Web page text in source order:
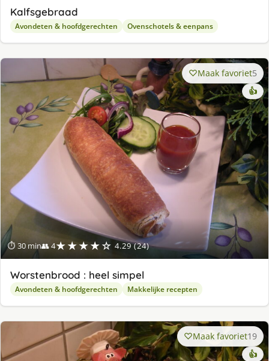
Kalfsgebraad
Avondeten & hoofdgerechten Ovenschotels & eenpans
⏱ 30 min👥 4★★★★☆ 4.29 (24)
Maak favoriet5
👍
Worstenbrood : heel simpel
Avondeten & hoofdgerechten Makkelijke recepten
Maak favoriet19
👍